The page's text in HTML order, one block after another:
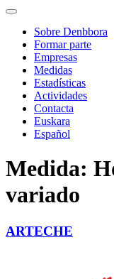
Navegación
principal
Sobre Denbbora
Formar parte
Empresas
Medidas
Estadísticas
Actividades
Contacta
Euskara
Español
Medida:
variado
ARTECHE